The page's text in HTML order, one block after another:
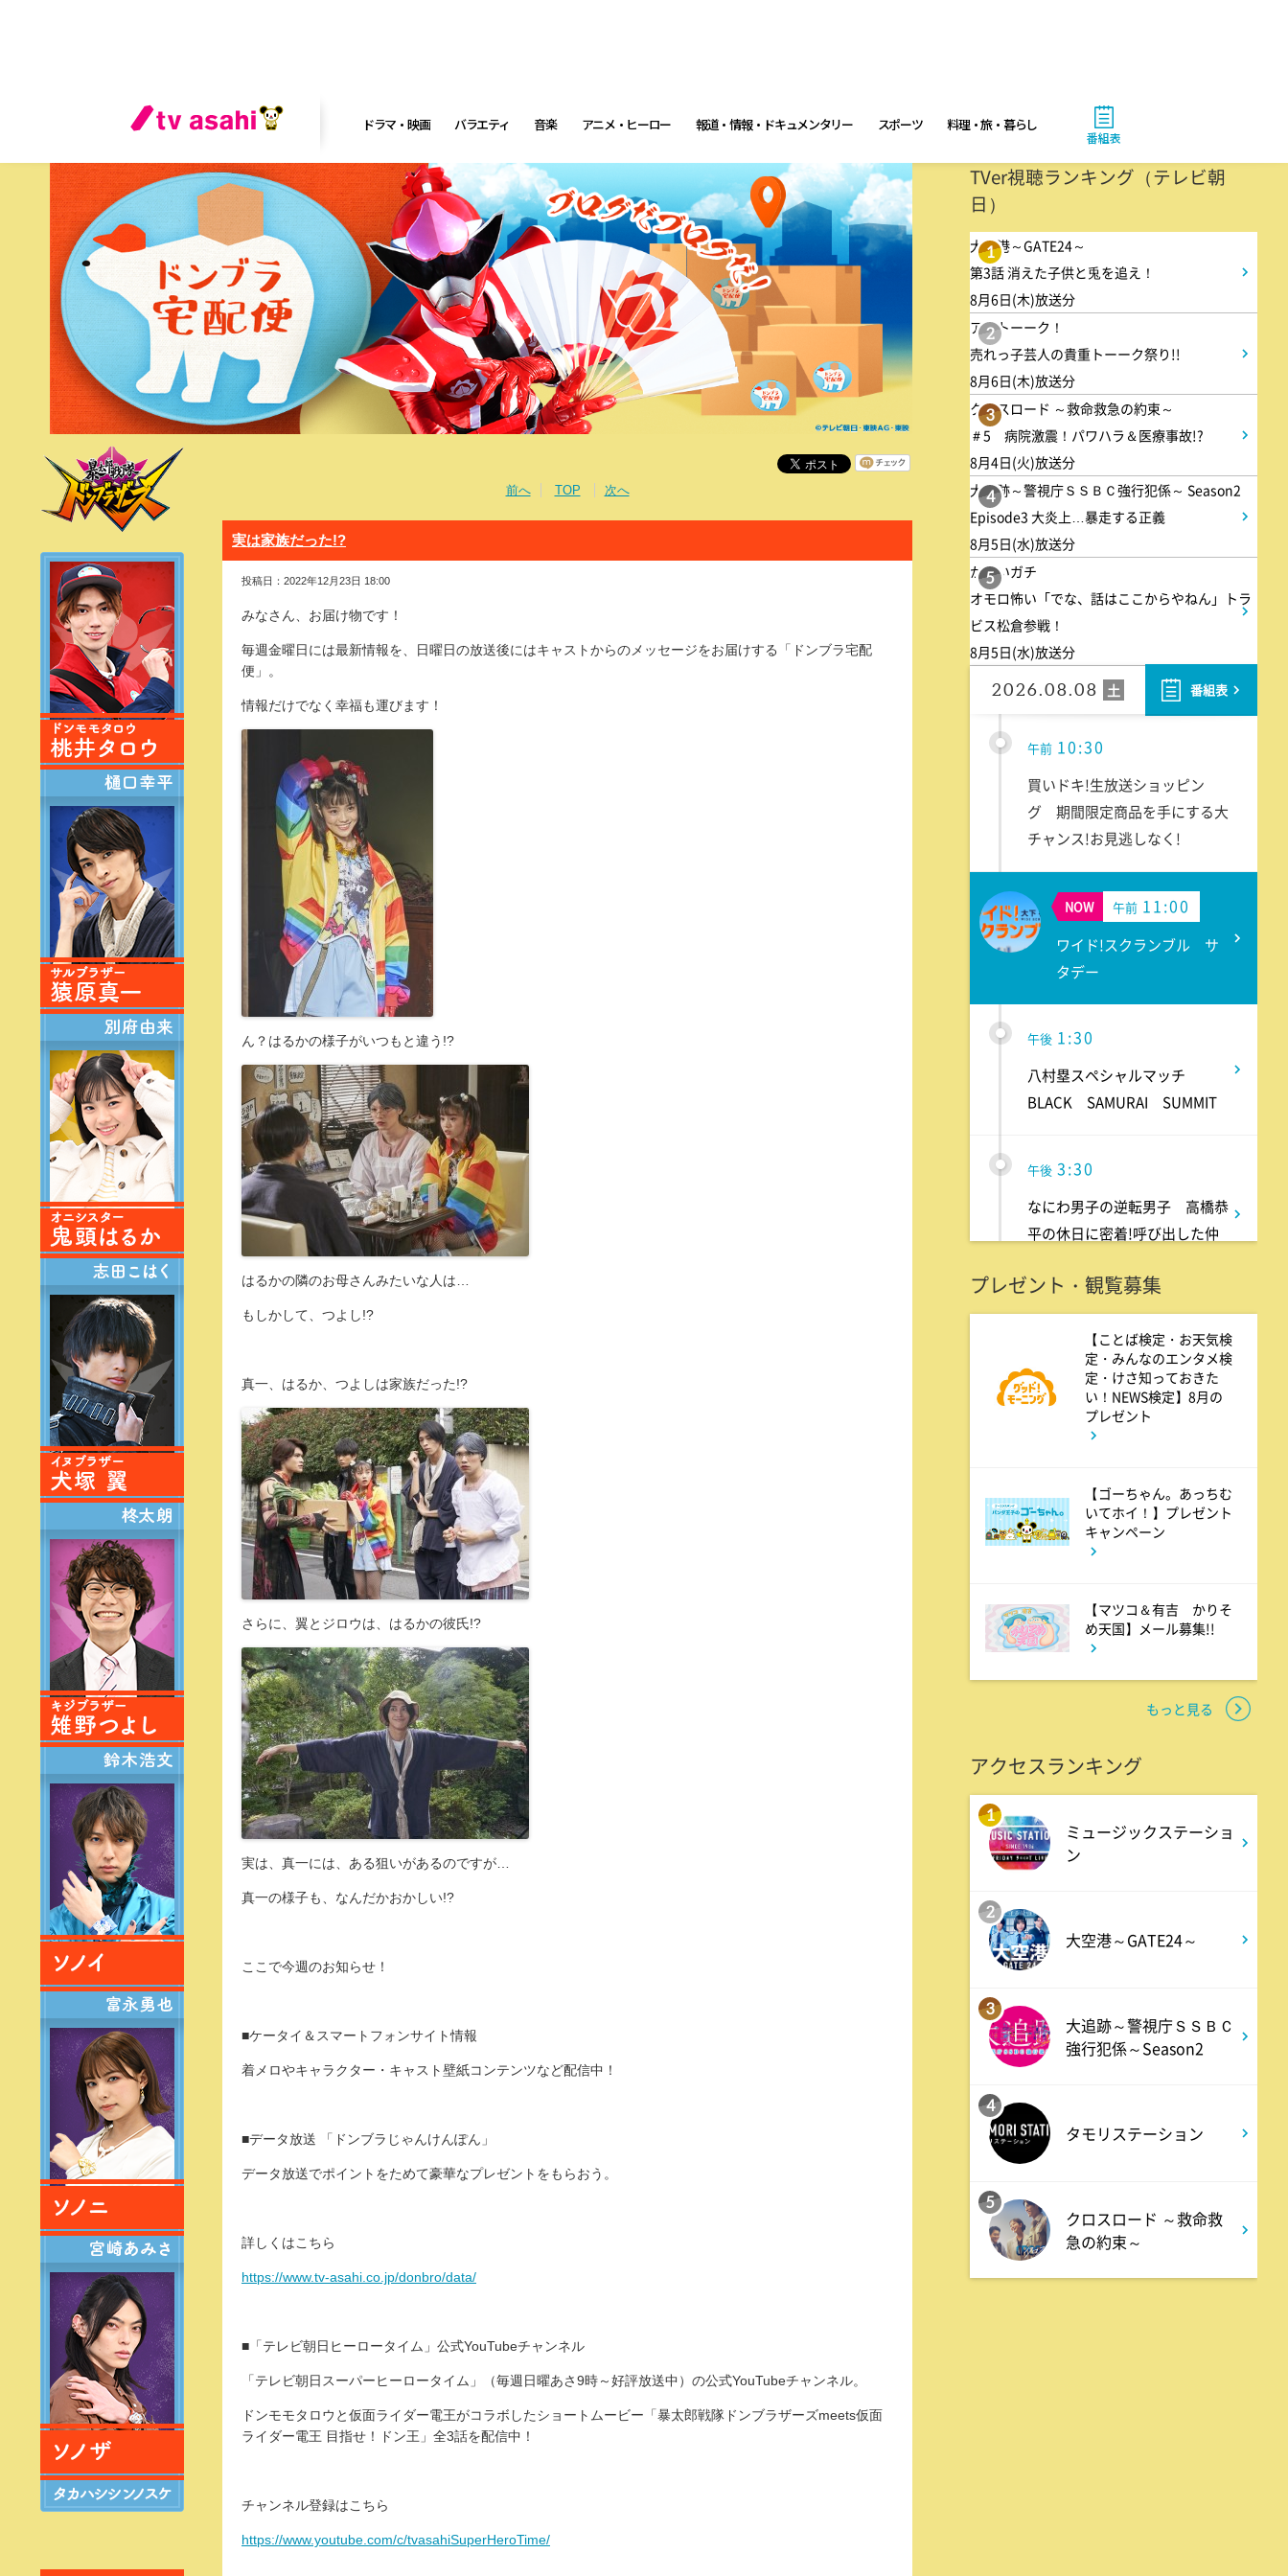
ドラマ・映画 バラエティ 音楽 アニメ・ヒーロー 報道・情報・ドキュメンタリー スポーツ 料理・旅・暮らし
番組表
前へ TOP 次へ
実は家族だった!?
投稿日：2022年12月23日 18:00
みなさん、お届け物です！
毎週金曜日には最新情報を、日曜日の放送後にはキャストからのメッセージをお届けする「ドンブラ宅配
便」。
情報だけでなく幸福も運びます！
ん？はるかの様子がいつもと違う!?
はるかの隣のお母さんみたいな人は…
もしかして、つよし!?
真一、はるか、つよしは家族だった!?
さらに、翼とジロウは、はるかの彼氏!?
実は、真一には、ある狙いがあるのですが…
真一の様子も、なんだかおかしい!?
ここで今週のお知らせ！
■ケータイ＆スマートフォンサイト情報
着メロやキャラクター・キャスト壁紙コンテンツなど配信中！
■データ放送 「ドンブラじゃんけんぽん」
データ放送でポイントをためて豪華なプレゼントをもらおう。
詳しくはこちら
https://www.tv-asahi.co.jp/donbro/data/
■「テレビ朝日ヒーロータイム」公式YouTubeチャンネル
「テレビ朝日スーパーヒーロータイム」（毎週日曜あさ9時～好評放送中）の公式YouTubeチャンネル。
ドンモモタロウと仮面ライダー電王がコラボしたショートムービー「暴太郎戦隊ドンブラザーズmeets仮面
ライダー電王 目指せ！ドン王」全3話を配信中！
チャンネル登録はこちら
https://www.youtube.com/c/tvasahiSuperHeroTime/
TVer視聴ランキング（テレビ朝
日）
1
大空港～GATE24～
第3話 消えた子供と兎を追え！
8月6日(木)放送分
2
アメトーーク！
売れっ子芸人の貴重トーーク祭り!!
8月6日(木)放送分
3
クロスロード ～救命救急の約束～
＃5 病院激震！パワハラ＆医療事故!?
8月4日(火)放送分
4
大追跡～警視庁ＳＳＢＣ強行犯係～ Season2
Episode3 大炎上…暴走する正義
8月5日(水)放送分
5
かまいガチ
オモロ怖い「でな、話はここからやねん」トラ
ビス松倉参戦！
8月5日(水)放送分
2026.08.08 土 番組表
グッド!モーニング
朝だ!生です旅サラダ 坂本昌
旅&世界遺産特集!
午前 9:30
1泊家族 傑作選 100年前に
タイプスリップ!?昭和大正の暮
らしをする衝撃家族
午前 9:55
しあわせのたね。
午前 10:00
題名のない音楽会「背筋も凍
る!恐怖を感じる音楽会」
午前 10:30
買いドキ!生放送ショッピン
グ 期間限定商品を手にする大
チャンス!お見逃しなく!
NOW 午前 11:00
ワイド!スクランブル サ
タデー
午後 1:30
八村塁スペシャルマッチ
BLACK SAMURAI SUMMIT
午後 3:30
なにわ男子の逆転男子 高橋恭
平の休日に密着!呼び出した仲
バチバチSTAR
4:30
ボート伝説だゾ】
5:00
ドラえもん 【ウラメシズキ
ン】ほか
よる 6:00
人生の楽園 夏の1時間!ふるさ
と大好きスペシャル
よる 6:56
サンド&芦田愛菜の博士ちゃ
三択バトルSP
池上彰のニュースそうだったの
か!! 池上流映像ショーSP
よる 8:54
タモリステーション 日本人と
石油 最前線 そもそも石油と
プレゼント・観覧募集
【ことば検定・お天気検
定・みんなのエンタメ検
定・けさ知っておきた
い！NEWS検定】8月の
プレゼント
【ゴーちゃん。あっちむ
いてホイ！】プレゼント
キャンペーン
【マツコ＆有吉 かりそ
め天国】メール募集!!
もっと見る
アクセスランキング
1
ミュージックステーショ
ン
2
大空港～GATE24～
3
大追跡～警視庁ＳＳＢＣ
強行犯係～Season2
4
タモリステーション
5
クロスロード ～救命救
急の約束～